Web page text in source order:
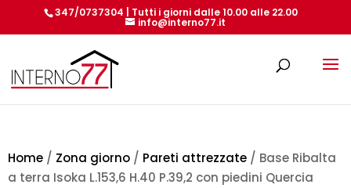
347/0737304 | Tutti i giorni dalle 10.00 alle 22.00
info@interno77.it
Home / Zona giorno / Pareti attrezzate / Base Ribalta
a terra Isoka L.153,6 H.40 P.39,2 con piedini Quercia